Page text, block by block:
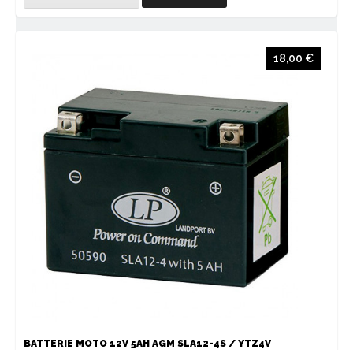
BATTERIE MOTO 12V 5AH AGM SLA12-4S / YTZ4V
18,00 €